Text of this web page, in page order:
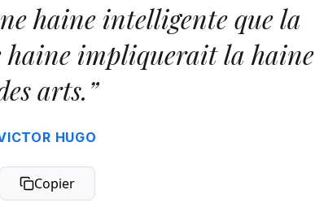
haine intelligente que la
haine impliquerait la haine
arts.”
HUGO
Copier